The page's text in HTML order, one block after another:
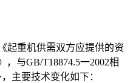
起重机供需双方应提供的资
与GB/T18874.5一2002相
主要技术变化如下：